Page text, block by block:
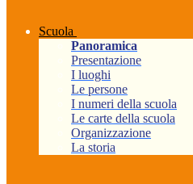
Scuola
Panoramica
Presentazione
I luoghi
Le persone
I numeri della scuola
Le carte della scuola
Organizzazione
La storia